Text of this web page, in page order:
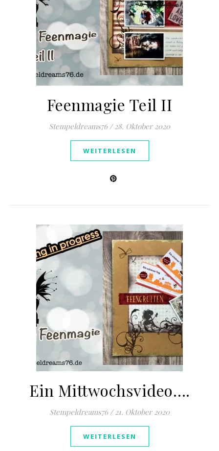
Feenmagie Teil II
Stempeldreams76 / 28. Oktober 2020
WEITERLESEN
Ein Mittwochsvideo….
Stempeldreams76 / 21. Oktober 2020
WEITERLESEN